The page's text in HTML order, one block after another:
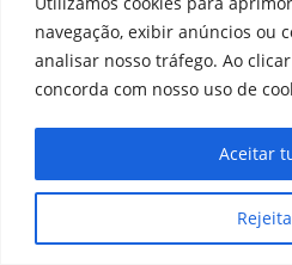
navegação, exibir anúncios ou
analisar nosso tráfego. Ao
concorda com nosso uso de
Aceitar
Louvada seja a burrice,
a me ensinar coisa errada